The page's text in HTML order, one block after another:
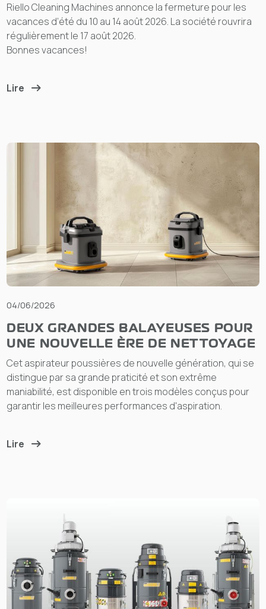
Riello Cleaning Machines annonce la fermeture pour les
vacances d’été du 10 au 14 août 2026. La société rouvrira
régulièrement le 17 août 2026.
Bonnes vacances!
Lire
04/06/2026
DEUX GRANDES BALAYEUSES POUR
UNE NOUVELLE ÈRE DE NETTOYAGE
Cet aspirateur poussières de nouvelle génération, qui se
distingue par sa grande praticité et son extrême
maniabilité, est disponible en trois modèles conçus pour
garantir les meilleures performances d'aspiration.
Lire